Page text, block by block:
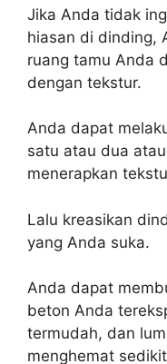
Jika Anda tidak
hiasan di dinding,
ruang tamu Anda
dengan tekstur.
Anda dapat
satu atau dua
menerapkan
Lalu kreasikan
yang Anda suka.
Anda dapat
beton Anda
termudah, dan
menghemat